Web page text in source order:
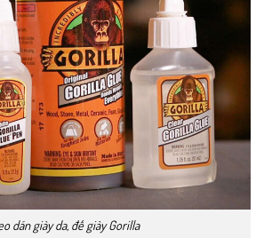
dán giày da, đế giày Gorilla